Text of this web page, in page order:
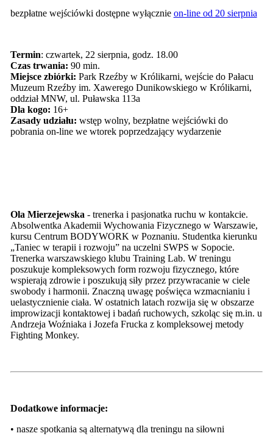
bezpłatne wejściówki dostępne wyłącznie on-line od 20 sierpnia
Termin: czwartek, 22 sierpnia, godz. 18.00
Czas trwania: 90 min.
Miejsce zbiórki: Park Rzeźby w Królikarni, wejście do Pałacu
Muzeum Rzeźby im. Xawerego Dunikowskiego w Królikarni,
oddział MNW, ul. Puławska 113a
Dla kogo: 16+
Zasady udziału: wstęp wolny, bezpłatne wejściówki do
pobrania on-line we wtorek poprzedzający wydarzenie
Ola Mierzejewska - trenerka i pasjonatka ruchu w kontakcie.
Absolwentka Akademii Wychowania Fizycznego w Warszawie,
kursu Centrum BODYWORK w Poznaniu. Studentka kierunku
„Taniec w terapii i rozwoju” na uczelni SWPS w Sopocie.
Trenerka warszawskiego klubu Training Lab. W treningu
poszukuje kompleksowych form rozwoju fizycznego, które
wspierają zdrowie i poszukują siły przez przywracanie w ciele
swobody i harmonii. Znaczną uwagę poświęca wzmacnianiu i
uelastycznienie ciała. W ostatnich latach rozwija się w obszarze
improwizacji kontaktowej i badań ruchowych, szkoląc się m.in. u
Andrzeja Woźniaka i Jozefa Frucka z kompleksowej metody
Fighting Monkey.
Dodatkowe informacje:
• nasze spotkania są alternatywą dla treningu na siłowni